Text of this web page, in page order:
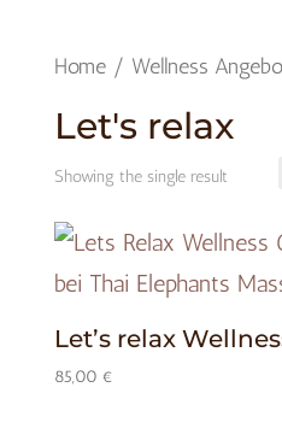
Home/ Wellness
Let's relax
Showing the single result
Let’s relax
85,00 €